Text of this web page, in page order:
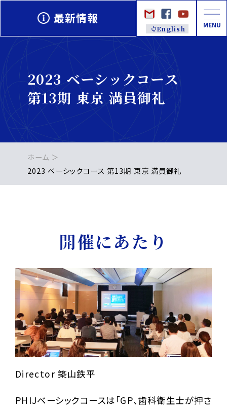
MENU
English
最新情報
2023 ベーシックコース
第13期 東京 満員御礼
ホーム
2023 ベーシックコース 第13期 東京 満員御礼
開催にあたり
Director 築山鉄平
PHIJベーシックコースは「GP、歯科衛生士が押さ